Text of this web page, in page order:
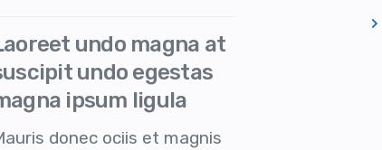
undo magna at
undo egestas
ipsum ligula
donec ociis et magnis